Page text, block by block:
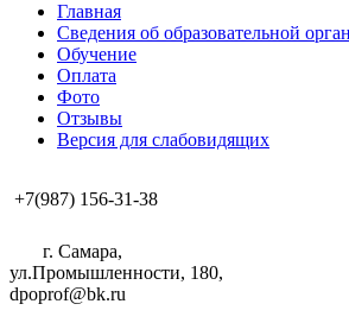
Главная
Сведения об образовательной
Обучение
Оплата
Фото
Отзывы
Версия для слабовидящих
+7(987) 156-31-38
г. Самара,
ул.Промышленности, 180,
dpoprof@bk.ru